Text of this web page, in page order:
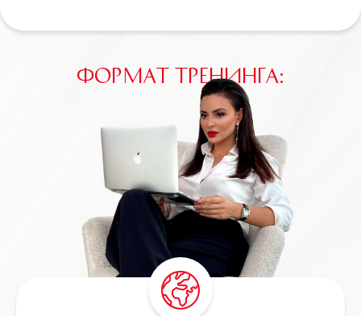
ФОРМАТ ТРЕНИНГА: